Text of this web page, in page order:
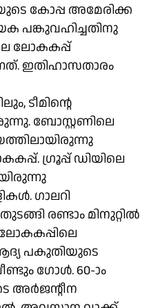
കോപ്പ അമേരിക്ക
പങ്കുവഹിച്ചതിനു
ലോകകപ്പ്
ഇതിഹാസതാരം
ടീമിന്റെ
ബോസ്റ്റണിലെ
ഗ്രൂപ്പ് ഡിയിലെ
ഗാലറി
രണ്ടാം മിനുറ്റില്‍
ലോകകപ്പിലെ
പകുതിയുടെ
ഗോള്‍. 60-ാം
അര്‍ജന്റീന